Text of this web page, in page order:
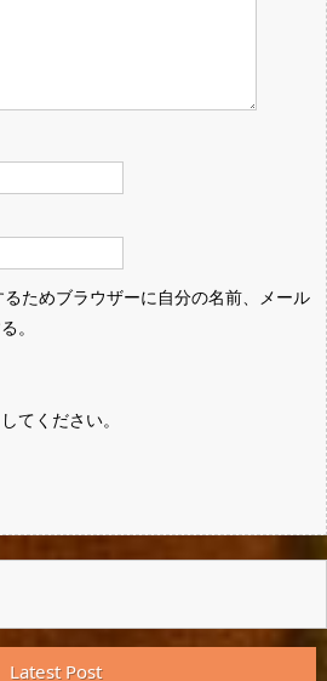
ためブラウザーに自分の名前、メール
。
てください。
Latest Post